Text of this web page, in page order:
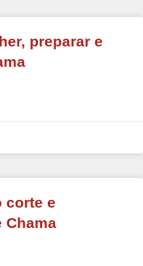
preparar e
corte e
Chama